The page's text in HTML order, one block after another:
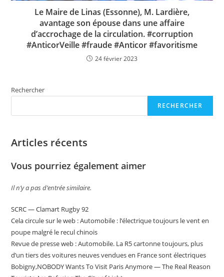
Le Maire de Linas (Essonne), M. Lardière,
avantage son épouse dans une affaire
d’accrochage de la circulation. #corruption
#AnticorVeille #fraude #Anticor #favoritisme
24 février 2023
Rechercher
RECHERCHER
Articles récents
Vous pourriez également aimer
Il n’y a pas d’entrée similaire.
SCRC — Clamart Rugby 92
Cela circule sur le web : Automobile : l’électrique toujours le vent en
poupe malgré le recul chinois
Revue de presse web : Automobile. La R5 cartonne toujours, plus
d’un tiers des voitures neuves vendues en France sont électriques
Bobigny,NOBODY Wants To Visit Paris Anymore — The Real Reason